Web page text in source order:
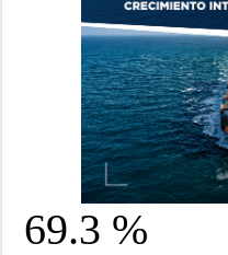
69.3 %